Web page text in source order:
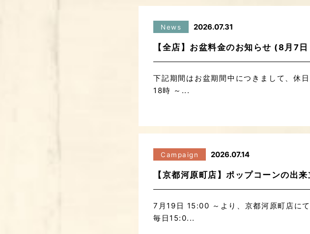
News 2026.07.31
【全店】お盆料金のお知らせ (8月7
下記期間はお盆期間中につきまして、休
18時 ～...
Campaign 2026.07.14
【京都河原町店】ポップコーンの出
7月19日 15:00 ～より、京都河原町店に
毎日15:0...